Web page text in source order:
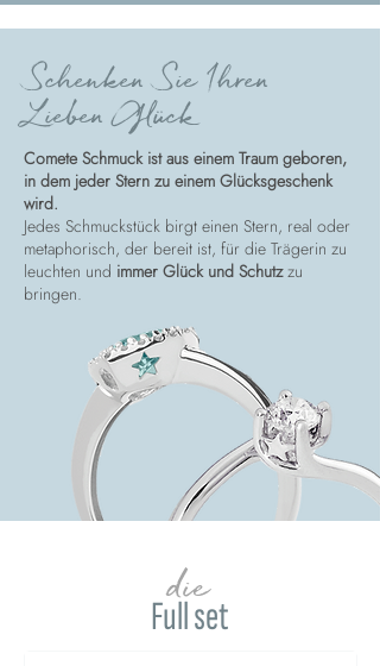
Schenken Sie Ihren
Lieben Glück
Comete Schmuck ist aus einem Traum geboren,
in dem jeder Stern zu einem Glücksgeschenk
wird.
Jedes Schmuckstück birgt einen Stern, real oder
metaphorisch, der bereit ist, für die Trägerin zu
leuchten und immer Glück und Schutzzu
bringen.
Full set
die